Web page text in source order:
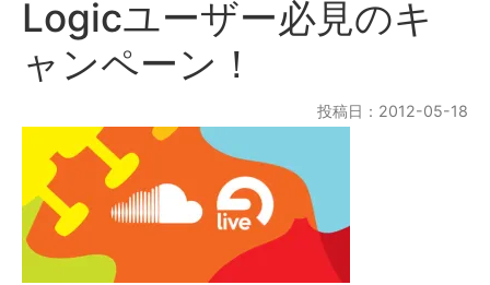
Logicユーザー必見のキ
ャンペーン！
投稿日：2012-05-18